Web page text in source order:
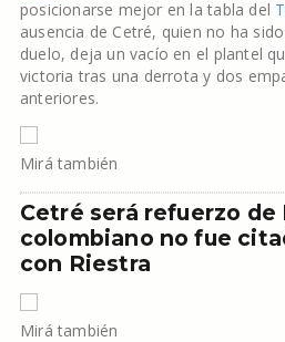
posicionarse mejor en la tabla del
ausencia de Cetré, quien no ha
duelo, deja un vacío en el plantel
victoria tras una derrota y dos
anteriores.
Mirá también
Cetré será refuerzo de
colombiano no fue
con Riestra
Mirá también